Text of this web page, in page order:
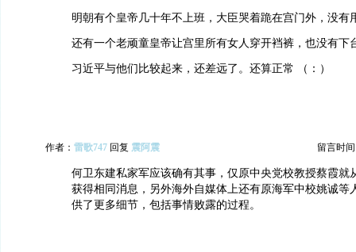
明朝有个皇帝几十年不上班，大臣哭着跪在宫门外，没有
还有一个老顽童皇帝让宫里所有女人穿开裆裤，也没有下
习近平与他们比较起来，还差远了。还算正常 （：）
作者： 雷歌747 回复 震阿震 留言时间
何卫东建私家军应该确有其事，仅原中央党校教授蔡霞就
获得相同消息，另外海外自媒体上还有原海军中校姚诚等
供了更多细节，包括事情败露的过程。